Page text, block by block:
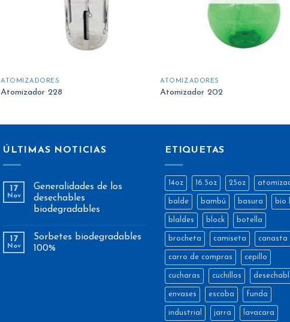
ATOMIZADORES
Atomizador 228
ATOMIZADORES
Atomizador 202
ÚLTIMAS NOTICIAS
17
Nov
Generalidades de los
desechables
biodegradables
17
Nov
Sorbetes biodegradables
100%
ETIQUETAS
14oz 16.5oz 25oz
balde bambú basura bio
blaldes block botella
brocheta camiseta canasta
carro de compras cepillo
cucharas cuchillos
envases escoba funda
industrial jarra lavacara